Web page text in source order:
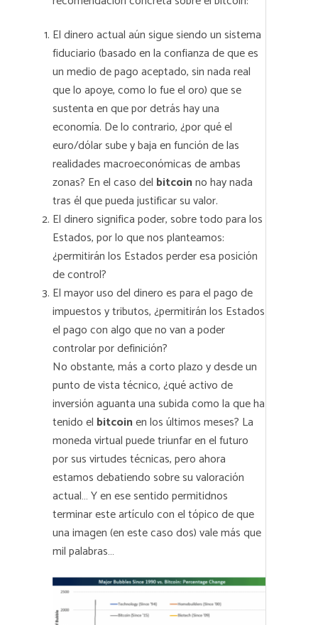
El dinero actual aún sigue siendo un sistema
fiduciario (basado en la confianza de que es
un medio de pago aceptado, sin nada real
que lo apoye, como lo fue el oro) que se
sustenta en que por detrás hay una
economía. De lo contrario, ¿por qué el
euro/dólar sube y baja en función de las
realidades macroeconómicas de ambas
zonas? En el caso del bitcoinno hay nada
tras él que pueda justificar su valor.
El dinero significa poder, sobre todo para los
Estados, por lo que nos planteamos:
¿permitirán los Estados perder esa posición
de control?
El mayor uso del dinero es para el pago de
impuestos y tributos, ¿permitirán los Estados
el pago con algo que no van a poder
controlar por definición?
No obstante, más a corto plazo y desde un
punto de vista técnico, ¿qué activo de
inversión aguanta una subida como la que ha
tenido el bitcoinen los últimos meses? La
moneda virtual puede triunfar en el futuro
por sus virtudes técnicas, pero ahora
estamos debatiendo sobre su valoración
actual… Y en ese sentido permitidnos
terminar este artículo con el tópico de que
una imagen (en este caso dos) vale más que
mil palabras…